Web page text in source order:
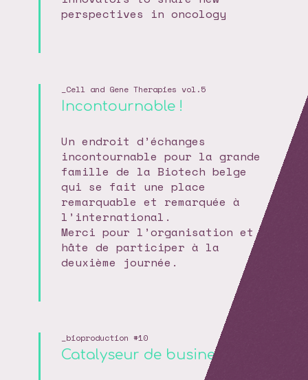
perspectives in oncology
Cell and Gene Therapies vol.5
Incontournable !
Un endroit d’échanges
incontournable pour la grande
famille de la Biotech belge
qui se fait une place
remarquable et remarquée à
l’international.
Merci pour l’organisation et
hâte de participer à la
deuxième journée.
bioproduction #10
Catalyseur de business